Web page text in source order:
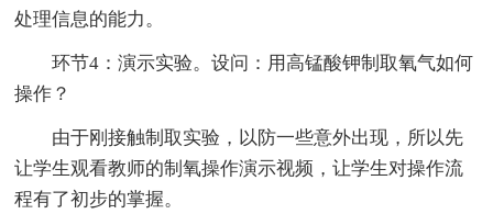
处理信息的能力。
环节4：演示实验。设问：用高锰酸钾制取氧气如何
操作？
由于刚接触制取实验，以防一些意外出现，所以先
让学生观看教师的制氧操作演示视频，让学生对操作流
程有了初步的掌握。